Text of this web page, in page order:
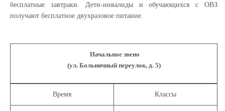
бесплатные завтраки. Дети-инвалиды и обучающихся с ОВЗ
получают бесплатное двухразовое питание.
Начальное звено
(ул. Больничный переулок, д. 5)
Время Классы